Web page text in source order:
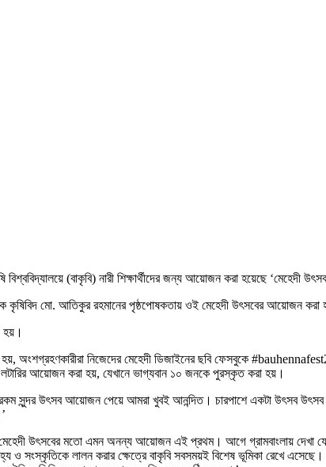
(বাকৃবি) নারী শিক্ষার্থীদের জন্য আয়োজন করা হয়েছে ‘মেহেদী
কৃষিবিদ মো. আতিকুর রহমানের পৃষ্ঠপোষকতায় ওই মেহেদী উৎসবের আয়োজন
হয়।
অংশগ্রহণকারীরা নিজেদের মেহেদী ডিজাইনের ছবি ফেসবুকে
লটারির আয়োজন করা হয়, যেখানে ভাগ্যবান ১০ জনকে পুরস্কৃত করা হয়।
এরকম সুন্দর উৎসব আয়োজন পেয়ে আমরা খুবই আনন্দিত। চারপাশে একটা উৎসব
উৎসবের মতো এমন অনন্য আয়োজন এই প্রথম। আগে গ্রামবাংলায় দেখা
সংস্কৃতিকে লালন করার ক্ষেত্রে বাকৃবি সবসময়ই বিশেষ ভূমিকা রেখে এসেছে।